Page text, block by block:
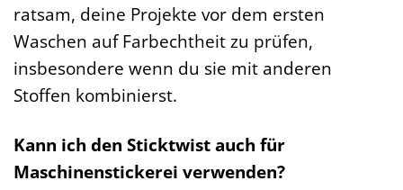
ratsam, deine Projekte vor dem ersten
Waschen auf Farbechtheit zu prüfen,
insbesondere wenn du sie mit anderen
Stoffen kombinierst.
Kann ich den Sticktwist auch für
Maschinenstickerei verwenden?